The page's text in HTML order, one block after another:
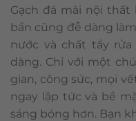
Gạch đá mài nội
bẩn cũng đễ dàng
nước và chất tẩy
dàng. Chỉ với một
gian, công sức, mọi
ngay lập tức và bề
sáng bóng hơn. Bạn